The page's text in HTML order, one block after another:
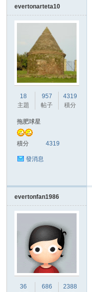
evertonarteta10
18
主題
957
帖子
4319
積分
拖肥球星
積分 4319
發消息
evertonfan1986
36
686
2388